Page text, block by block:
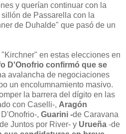
y querían continuar con la
de Passarella con la
de Duhalde" que pasó de un
en estas elecciones en
D'Onofrio confirmó que se
avalancha de negociaciones
un encolumnamiento masivo.
la barrera del dígito en las
con Caselli-, Aragón
, Guarini -de Caravana
Juntos por River- y Urueña -de